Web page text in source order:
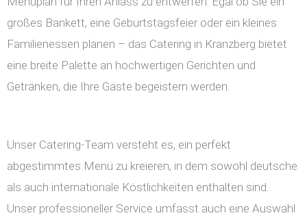
großes Bankett, eine Geburtstagsfeier oder ein kleines
Familienessen planen – das Catering in Kranzberg bietet
eine breite Palette an hochwertigen Gerichten und
Getränken, die Ihre Gäste begeistern werden.
Unser Catering-Team versteht es, ein perfekt
abgestimmtes Menü zu kreieren, in dem sowohl deutsche
als auch internationale Köstlichkeiten enthalten sind.
Unser professioneller Service umfasst auch eine Auswahl